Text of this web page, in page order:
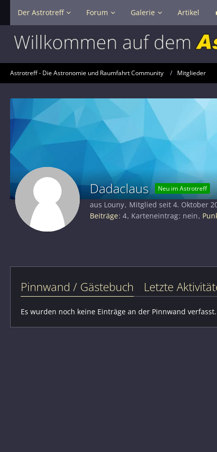
Der Astrotreff Forum Galerie Artikel
Astrotreff - Die Astronomie und Raumfahrt Community Mitglieder
Dadaclaus Neu im Astrotreff
aus Louny Mitglied seit 4. Oktober
Beiträge 4 Karteneintrag nein
Pinnwand / Gästebuch Letzte
Es wurden noch keine Einträge an der Pinnwand verfasst.